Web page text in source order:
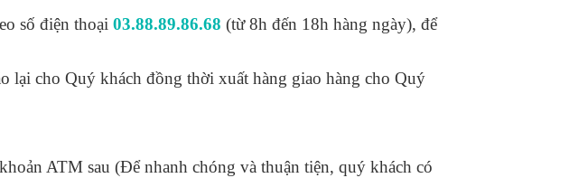
số điện thoại 03.88.89.86.68 (từ 8h đến 18h hàng ngày), để
lại cho Quý khách đồng thời xuất hàng giao hàng cho Quý
ATM sau (Để nhanh chóng và thuận tiện, quý khách có